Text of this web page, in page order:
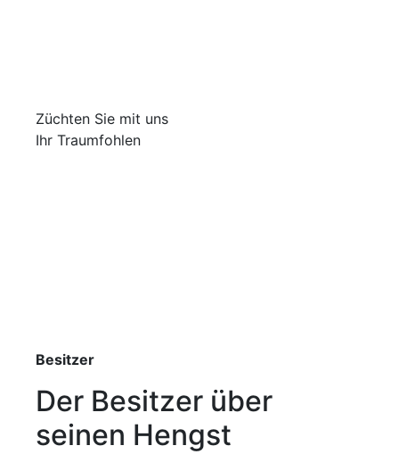
Züchten Sie mit uns
Ihr Traumfohlen
Besitzer
Der Besitzer über
seinen Hengst